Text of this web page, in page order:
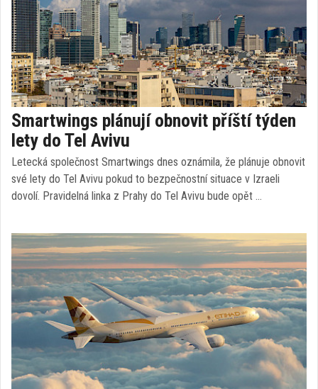
Smartwings plánují obnovit příští týden
lety do Tel Avivu
Letecká společnost Smartwings dnes oznámila, že plánuje obnovit
své lety do Tel Avivu pokud to bezpečnostní situace v Izraeli
dovolí. Pravidelná linka z Prahy do Tel Avivu bude opět …